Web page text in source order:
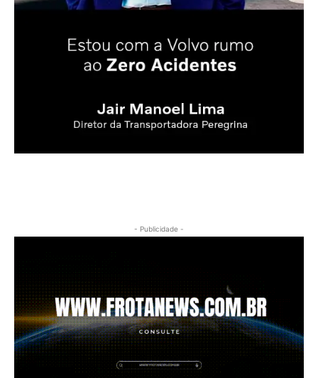
- Publicidade -